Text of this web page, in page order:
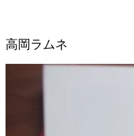
高岡ラムネ